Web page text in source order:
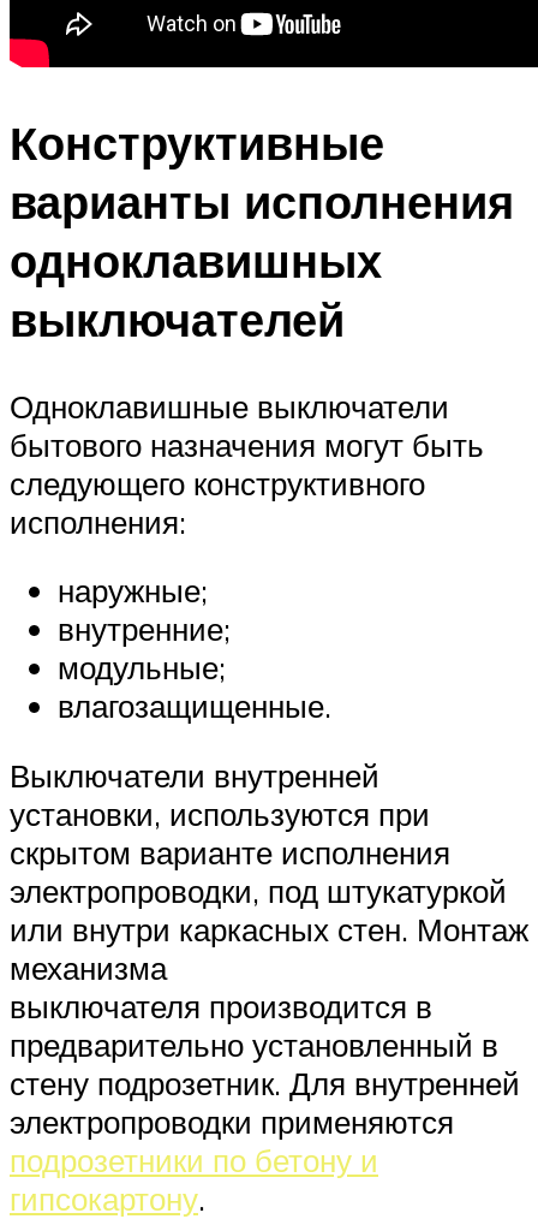
Конструктивные
варианты исполнения
одноклавишных
выключателей
Одноклавишные выключатели
бытового назначения могут быть
следующего конструктивного
исполнения:
наружные;
внутренние;
модульные;
влагозащищенные.
Выключатели внутренней
установки, используются при
скрытом варианте исполнения
электропроводки, под штукатуркой
или внутри каркасных стен. Монтаж
механизма
выключателя производится в
предварительно установленный в
стену подрозетник. Для внутренней
электропроводки применяются
подрозетники по бетону и
гипсокартону.